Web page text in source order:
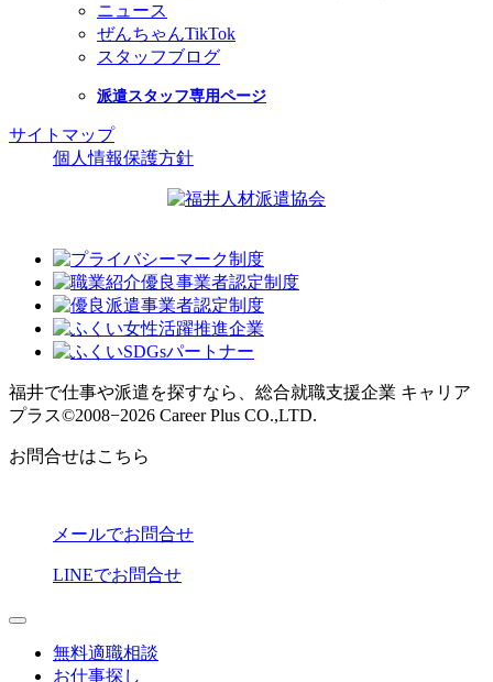
ニュース
ぜんちゃんTikTok
スタッフブログ
派遣スタッフ専用ページ
サイトマップ
個人情報保護方針
福井で仕事や派遣を探すなら、総合就職支援企業 キャリア
プラス©2008−2026 Career Plus CO.,LTD.
お問合せはこちら
メールでお問合せ
LINEでお問合せ
無料適職相談
お仕事探し